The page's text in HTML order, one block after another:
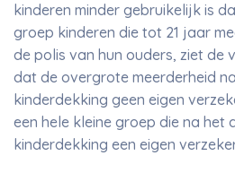
kinderen minder gebruikelijk is
groep kinderen die tot 21 jaar
de polis van hun ouders, ziet de
dat de overgrote meerderheid
kinderdekking geen eigen
een hele kleine groep die na het
kinderdekking een eigen